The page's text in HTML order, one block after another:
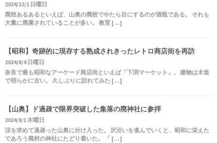
2024/12/1 日曜日
廃校あるあるといえば、山奥の廃校でやたら目にするのが酒瓶である。 それも
大量に廃棄されていることが多い。 教育 […]
【昭和】奇跡的に現存する熟成されきったレトロ商店街を再訪
2024/8/4 日曜日
奈良で最も昭和なアーケード商店街といえば「下渕マーケット」。 建物は木造
で明らかに古い。 久しぶりに訪れてみた […]
【山奥】ド過疎で限界突破した集落の廃神社に参拝
2024/8/1 木曜日
涼を求めて過疎った山奥に分け入った。 沢沿いを進んでいくと、昭和に栄えた
であろう廃村の神社にたどり着いた。 「 […]